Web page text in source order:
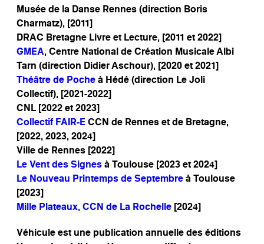
Musée de la Danse Rennes (direction Boris
Charmatz), [2011]
DRAC Bretagne Livre et Lecture, [2011 et 2022]
GMEA, Centre National de Création Musicale Albi
Tarn (direction Didier Aschour), [2020 et 2021]
Théâtre de Pocheà Hédé (direction Le Joli
Collectif), [2021-2022]
CNL [2022 et 2023]
Collectif FAIR-ECCN de Rennes et de Bretagne,
[2022, 2023, 2024]
Ville de Rennes [2022]
Le Vent des Signesà Toulouse [2023 et 2024]
Le Nouveau Printemps de Septembreà Toulouse
[2023]
Mille Plateaux, CCN de La Rochelle[2024]
Véhicule est une publication annuelle des éditions